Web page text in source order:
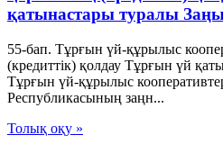
қатынастары туралы
55-бап. Тұрғын үй-құрылыс
(кредиттік) қолдау Тұрғын үй
Тұрғын үй-құрылыс
Республикасының заңн...
Толық оқу »